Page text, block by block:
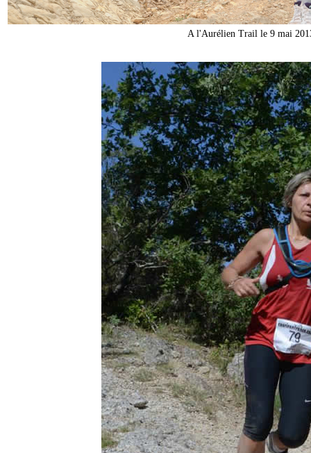
A l'Aurélien Trail le 9 mai